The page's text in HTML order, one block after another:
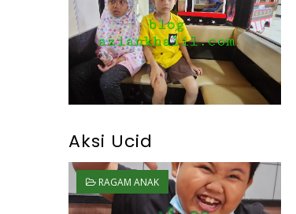
Aksi Ucid
RAGAM ANAK